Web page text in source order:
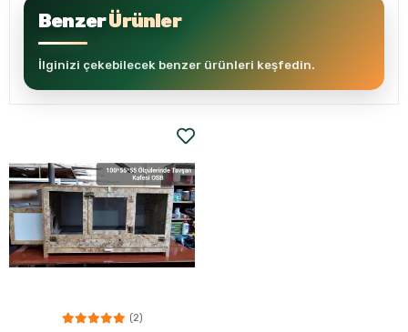
BenzerÜrünler
İlginizi çekebilecek benzer ürünleri keşfedin.
(2)